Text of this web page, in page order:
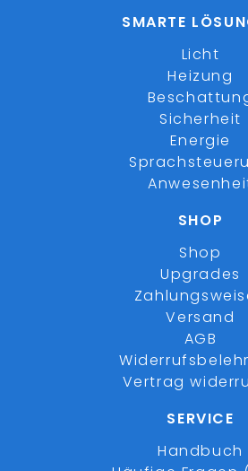
SMARTE
Licht
Heizung
Sicherheit
Energie
SHOP
Shop
Upgrades
Versand
AGB
Vertrag
SERVICE
Handbuch